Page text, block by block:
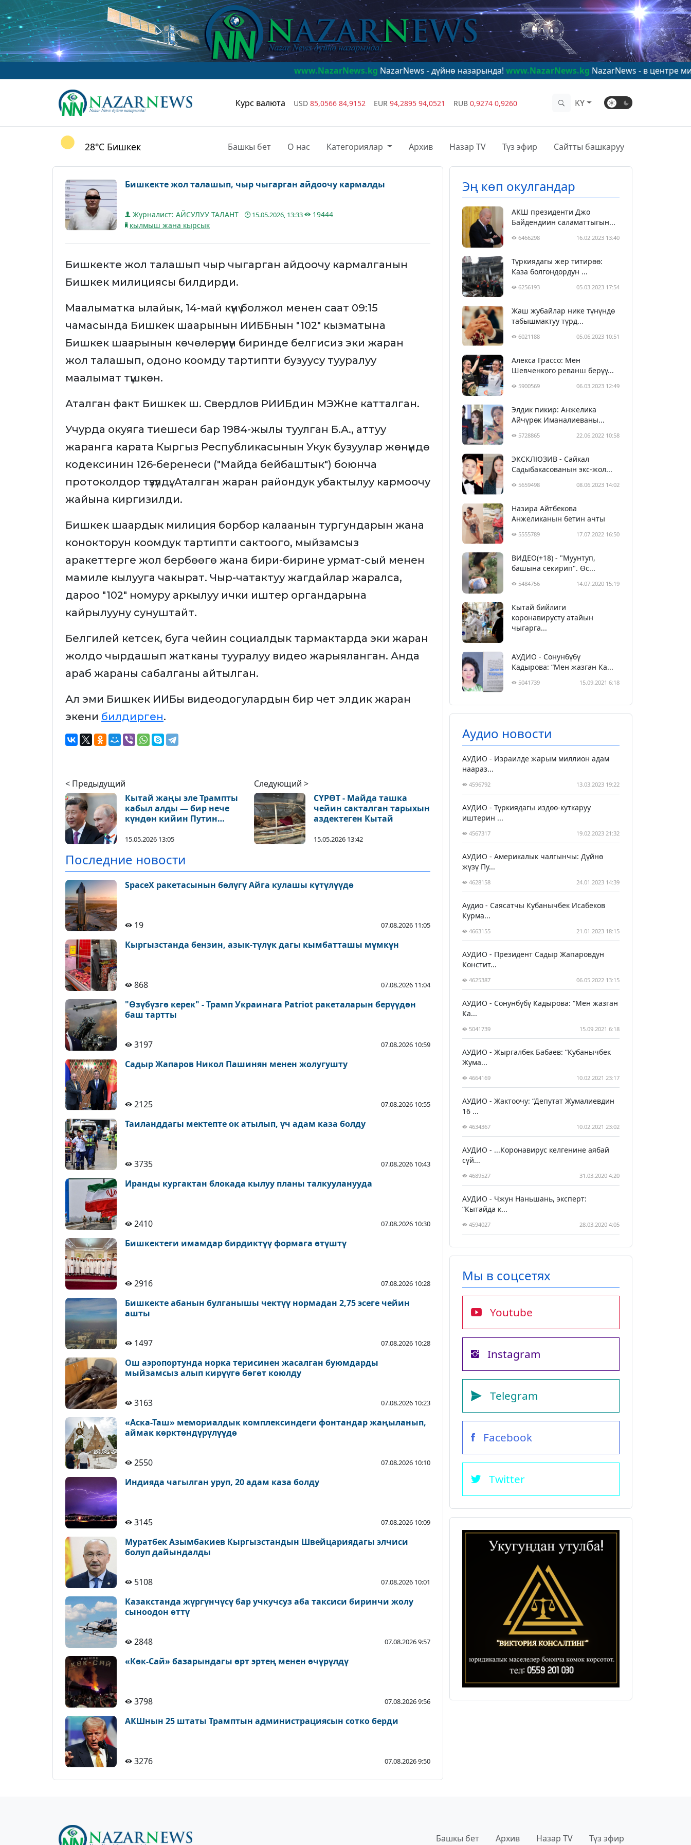
www.NazarNews.kgNazarNews - дүйнө назарында!www.NazarNews.kgNazarNews - в центре мирового
Курс валюта USD 85,0566 84,9152 EUR 94,2895 94,0521 RUB 0,9274 0,9260 KY
28°C Бишкек Башкы бет О нас Категориялар Архив Назар TV Түз эфир Сайтты башкаруу
Бишкекте жол талашып, чыр чыгарган айдоочу кармалды
Журналист: АЙСУЛУУ ТАЛАНТ 15.05.2026, 13:33
19444
кылмыш жана кырсык
Бишкекте жол талашып чыр чыгарган айдоочу кармалганын
Бишкек милициясы билдирди.
Маалыматка ылайык, 14-май күнү болжол менен саат 09:15
чамасында Бишкек шаарынын ИИББнын "102" кызматына
Бишкек шаарынын көчөлөрүнүн биринде белгисиз эки жаран
жол талашып, одоно коомду тартипти бузуусу тууралуу
маалымат түшкөн.
Аталган факт Бишкек ш. Свердлов РИИБдин МЭЖне катталган.
Учурда окуяга тиешеси бар 1984-жылы туулган Б.А., аттуу
жаранга карата Кыргыз Республикасынын Укук бузуулар жөнүндө
кодексинин 126-беренеси ("Майда бейбаштык") боюнча
протоколдор түзүлдү. Аталган жаран райондук убактылуу кармоочу
жайына киргизилди.
Бишкек шаардык милиция борбор калаанын тургундарын жана
конокторун коомдук тартипти сактоого, мыйзамсыз
аракеттерге жол бербөөгө жана бири-бирине урмат-сый менен
мамиле кылууга чакырат. Чыр-чатактуу жагдайлар жаралса,
дароо "102" номуру аркылуу ички иштер органдарына
кайрылууну сунуштайт.
Белгилей кетсек, буга чейин социалдык тармактарда эки жаран
жолдо чырдашып жатканы тууралуу видео жарыяланган. Анда
араб жараны сабалганы айтылган.
Ал эми Бишкек ИИБы видеодогулардын бир чет элдик жаран
экени билдирген.
< Предыдущий
Кытай жаңы эле Трампты
кабыл алды — бир нече
күндөн кийин Путин
15.05.2026 13:05
Следующий >
СҮРӨТ - Майда ташка
чейин сакталган тарыхын
аздектеген Кытай
15.05.2026 13:42
Последние новости
SpaceX ракетасынын бөлүгү Айга кулашы күтүлүүдө
19 07.08.2026 11:05
Кыргызстанда бензин, азык-түлүк дагы кымбатташы мүмкүн
868 07.08.2026 11:04
"Өзүбүзгө керек" - Трамп Украинага Patriot ракеталарын берүүдөн
баш тартты
3197 07.08.2026 10:59
Садыр Жапаров Никол Пашинян менен жолугушту
2125 07.08.2026 10:55
Таиланддагы мектепте ок атылып, үч адам каза болду
3735 07.08.2026 10:43
Иранды кургактан блокада кылуу планы талкууланууда
2410 07.08.2026 10:30
Бишкектеги имамдар бирдиктүү формага өтүштү
2916 07.08.2026 10:28
Бишкекте абанын булганышы чектүү нормадан 2,75 эсеге чейин
ашты
1497 07.08.2026 10:28
Ош аэропортунда норка терисинен жасалган буюмдарды
мыйзамсыз алып кирүүгө бөгөт коюлду
3163 07.08.2026 10:23
«Аска-Таш» мемориалдык комплексиндеги фонтандар жаңыланып,
аймак көрктөндүрүлүүдө
2550 07.08.2026 10:10
Индияда чагылган уруп, 20 адам каза болду
3145 07.08.2026 10:09
Муратбек Азымбакиев Кыргызстандын Швейцариядагы элчиси
болуп дайындалды
5108 07.08.2026 10:01
Казакстанда жүргүнчүсү бар учкучсуз аба таксиси биринчи жолу
сыноодон өттү
2848 07.08.2026 9:57
«Көк-Сай» базарындагы өрт эртең менен өчүрүлдү
3798 07.08.2026 9:56
АКШнын 25 штаты Трамптын администрациясын сотко берди
3276 07.08.2026 9:50
Эң көп окулгандар
АКШ президенти Джо
Байдендиин саламаттыгын...
6466298 16.02.2023 13:40
Түркиядагы жер титирөө:
Каза болгондордун ...
6256193 05.03.2023 17:54
Жаш жубайлар нике түнүндө
табышмактуу түрд...
6021188 05.06.2023 10:51
Алекса Грассо: Мен
Шевченкого реванш берүү...
5900569 06.03.2023 12:49
Элдик пикир: Анжелика
Айчүрөк Иманалиеваны...
5728865 22.06.2022 10:58
ЭКСКЛЮЗИВ - Сайкал
Садыбакасованын экс-жол...
5659498 08.06.2023 14:02
Назира Айтбекова
Анжеликанын бетин ачты
5555789 17.07.2022 16:50
ВИДЕО(+18) - "Муунтуп,
башына секирип". Өс...
5484756 14.07.2020 15:19
Кытай бийлиги
коронавирусту атайын
чыгарга...
АУДИО - Сонунбүбү
Кадырова: “Мен жазган Ка...
5041739 15.09.2021 6:18
Аудио новости
АУДИО - Израилде жарым миллион адам
наараз...
4596792 13.03.2023 19:22
АУДИО - Түркиядагы издөө-куткаруу
иштерин ...
4567317 19.02.2023 21:32
АУДИО - Америкалык чалгынчы: Дүйнө
жүзү Пу...
4628158 24.01.2023 14:39
Аудио - Саясатчы Кубанычбек Исабеков
Курма...
4663155 21.01.2023 18:15
АУДИО - Президент Садыр Жапаровдун
Констит...
4625387 06.05.2022 13:15
АУДИО - Сонунбүбү Кадырова: “Мен жазган
Ка...
5041739 15.09.2021 6:18
АУДИО - Жыргалбек Бабаев: “Кубанычбек
Жума...
4664169 10.02.2021 23:17
АУДИО - Жактоочу: “Депутат Жумалиевдин
16 ...
4634367 10.02.2021 23:02
АУДИО - ...Коронавирус келгенине аябай
сүй...
4689527 31.03.2020 4:20
АУДИО - Чжун Наньшань, эксперт:
“Кытайда к...
4594027 28.03.2020 4:05
Мы в соцсетях
Youtube
Instagram
Telegram
Facebook
Twitter
Башкы бет Архив Назар TV Түз эфир